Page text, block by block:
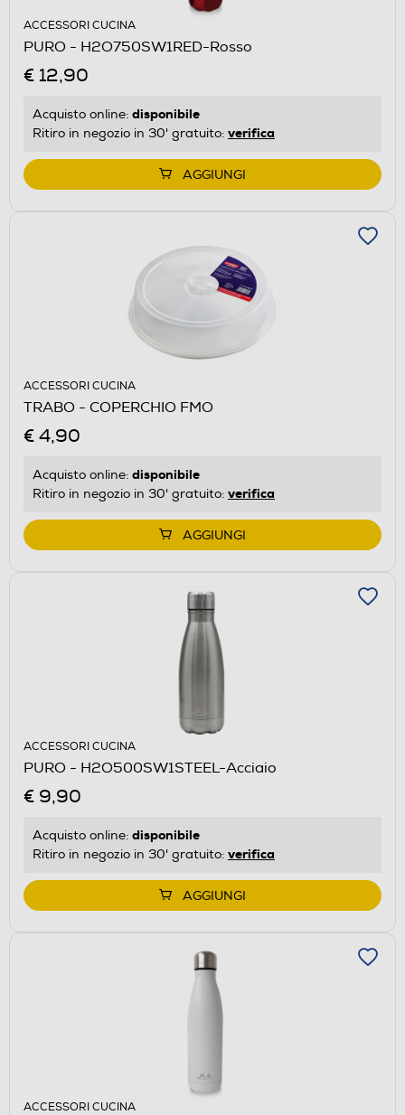
ACCESSORI CUCINA
PURO - H2O750SW1RED-Rosso
€ 12,90
Acquisto online: disponibile
Ritiro in negozio in 30' gratuito: verifica
AGGIUNGI
ACCESSORI CUCINA
TRABO - COPERCHIO FMO
€ 4,90
Acquisto online: disponibile
Ritiro in negozio in 30' gratuito: verifica
AGGIUNGI
ACCESSORI CUCINA
PURO - H2O500SW1STEEL-Acciaio
€ 9,90
Acquisto online: disponibile
Ritiro in negozio in 30' gratuito: verifica
AGGIUNGI
ACCESSORI CUCINA